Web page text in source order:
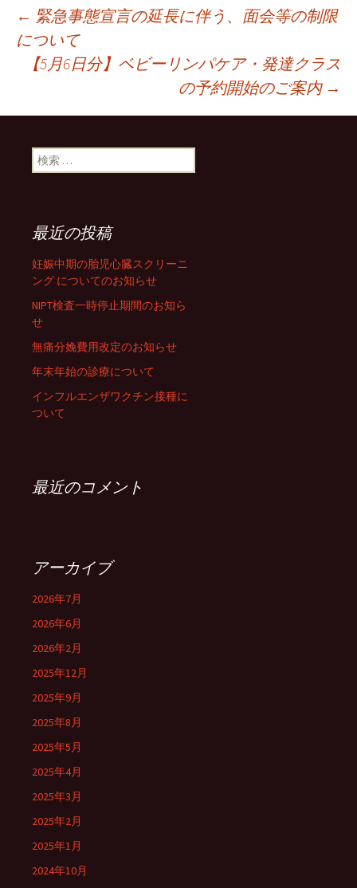
投稿ナビゲーション
← 緊急事態宣言の延長に伴う、面会等の制限
について
【5月6日分】ベビーリンパケア・発達クラス
の予約開始のご案内 →
検索:
最近の投稿
妊娠中期の胎児心臓スクリーニ
ング についてのお知らせ
NIPT検査一時停止期間のお知ら
せ
無痛分娩費用改定のお知らせ
年末年始の診療について
インフルエンザワクチン接種に
ついて
最近のコメント
アーカイブ
2026年7月
2026年6月
2026年2月
2025年12月
2025年9月
2025年8月
2025年5月
2025年4月
2025年3月
2025年2月
2025年1月
2024年10月